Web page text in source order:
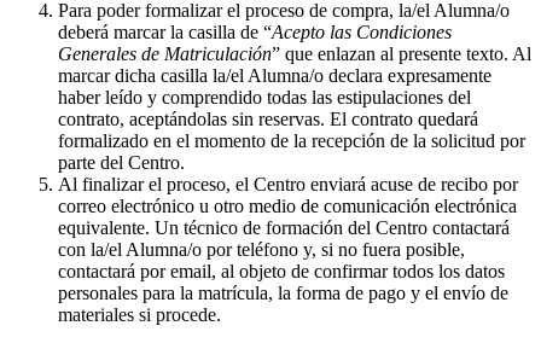
Para poder formalizar el proceso de compra, la/el Alumna/o
deberá marcar la casilla de “Acepto las Condiciones
Generales de Matriculación” que enlazan al presente texto. Al
marcar dicha casilla la/el Alumna/o declara expresamente
haber leído y comprendido todas las estipulaciones del
contrato, aceptándolas sin reservas. El contrato quedará
formalizado en el momento de la recepción de la solicitud por
parte del Centro.
Al finalizar el proceso, el Centro enviará acuse de recibo por
correo electrónico u otro medio de comunicación electrónica
equivalente. Un técnico de formación del Centro contactará
con la/el Alumna/o por teléfono y, si no fuera posible,
contactará por email, al objeto de confirmar todos los datos
personales para la matrícula, la forma de pago y el envío de
materiales si procede.